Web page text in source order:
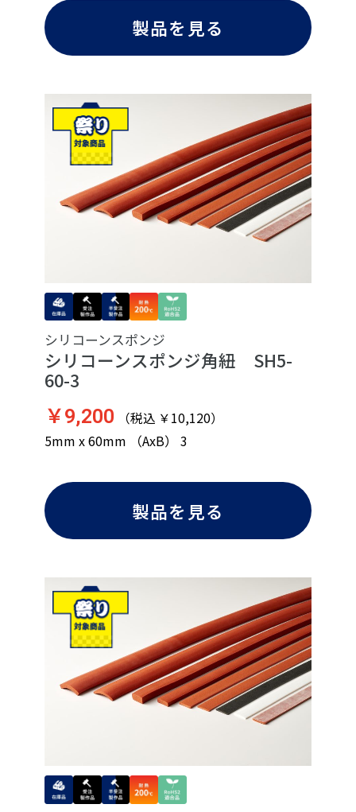
製品を見る
シリコーンスポンジ
シリコーンスポンジ角紐 SH5-
60-3
￥9,200 （税込 ￥10,120）
5mm x 60mm （AxB） 3
製品を見る